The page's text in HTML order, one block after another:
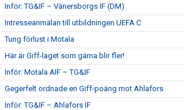
Inför: TG&IF – Vänersborgs IF (DM)
Intresseanmälan till utbildningen UEFA C
Tung förlust i Motala
Här är Giff-laget som gärna blir fler!
Inför: Motala AIF – TG&IF
Gegerfelt ordnade en Giff-poäng mot Ahlafors
Inför: TG&IF – Ahlafors IF